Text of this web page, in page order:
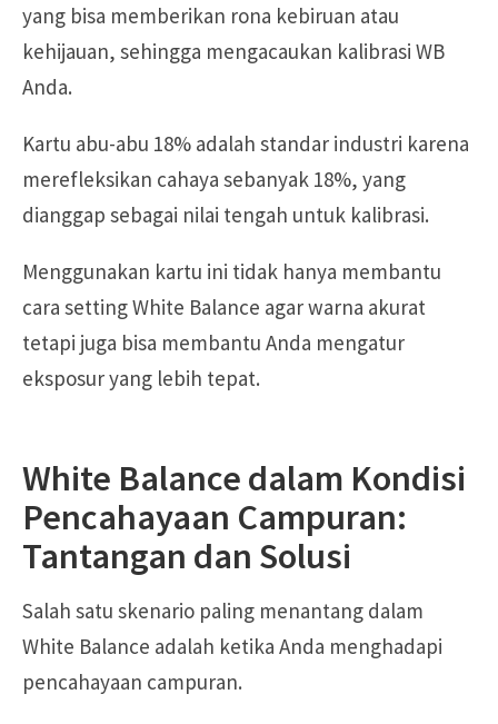
yang bisa memberikan rona kebiruan atau
kehijauan, sehingga mengacaukan kalibrasi WB
Anda.
Kartu abu-abu 18% adalah standar industri karena
merefleksikan cahaya sebanyak 18%, yang
dianggap sebagai nilai tengah untuk kalibrasi.
Menggunakan kartu ini tidak hanya membantu
cara setting White Balance agar warna akurat
tetapi juga bisa membantu Anda mengatur
eksposur yang lebih tepat.
White Balance dalam Kondisi
Pencahayaan Campuran:
Tantangan dan Solusi
Salah satu skenario paling menantang dalam
White Balance adalah ketika Anda menghadapi
pencahayaan campuran.